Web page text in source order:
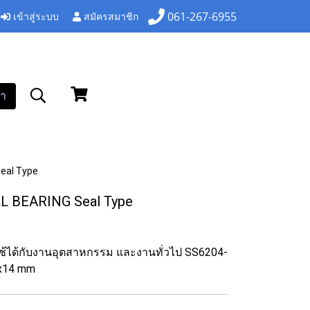
เข้าสู่ระบบ สมัครสมาชิก 061-267-6955
Type
BEARING Seal Type
ได้กับงานอุตสาหกรรม และงานทั่วไป SS6204-
mm